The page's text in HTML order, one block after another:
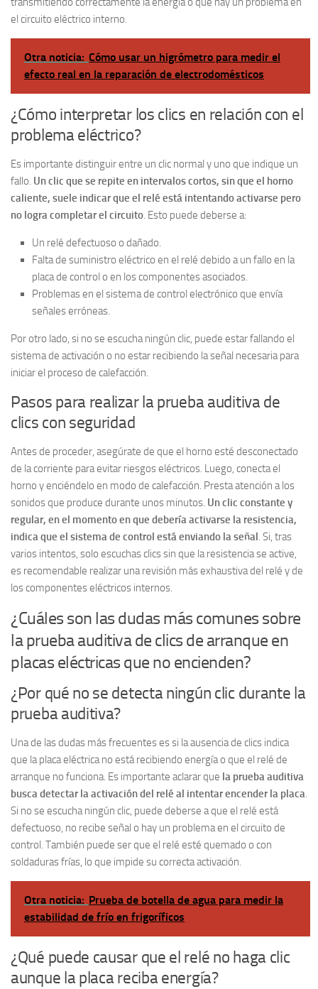
el circuito eléctrico interno.
Otra noticia: Cómo usar un higrómetro para medir el
efecto real en la reparación de electrodomésticos
¿Cómo interpretar los clics en relación con el
problema eléctrico?
Es importante distinguir entre un clic normal y uno que indique un
fallo. Un clic que se repite en intervalos cortos, sin que el horno
caliente, suele indicar que el relé está intentando activarse pero
no logra completar el circuito. Esto puede deberse a:
Un relé defectuoso o dañado.
Falta de suministro eléctrico en el relé debido a un fallo en la
placa de control o en los componentes asociados.
Problemas en el sistema de control electrónico que envía
señales erróneas.
Por otro lado, si no se escucha ningún clic, puede estar fallando el
sistema de activación o no estar recibiendo la señal necesaria para
iniciar el proceso de calefacción.
Pasos para realizar la prueba auditiva de
clics con seguridad
Antes de proceder, asegúrate de que el horno esté desconectado
de la corriente para evitar riesgos eléctricos. Luego, conecta el
horno y enciéndelo en modo de calefacción. Presta atención a los
sonidos que produce durante unos minutos. Un clic constante y
regular, en el momento en que debería activarse la resistencia,
indica que el sistema de control está enviando la señal . Si, tras
varios intentos, solo escuchas clics sin que la resistencia se active,
es recomendable realizar una revisión más exhaustiva del relé y de
los componentes eléctricos internos.
¿Cuáles son las dudas más comunes sobre
la prueba auditiva de clics de arranque en
placas eléctricas que no encienden?
¿Por qué no se detecta ningún clic durante la
prueba auditiva?
Una de las dudas más frecuentes es si la ausencia de clics indica
que la placa eléctrica no está recibiendo energía o que el relé de
arranque no funciona. Es importante aclarar que la prueba auditiva
busca detectar la activación del relé al intentar encender la placa.
Si no se escucha ningún clic, puede deberse a que el relé está
defectuoso, no recibe señal o hay un problema en el circuito de
control. También puede ser que el relé esté quemado o con
soldaduras frías, lo que impide su correcta activación.
Otra noticia: Prueba de botella de agua para medir la
estabilidad de frío en frigoríficos
¿Qué puede causar que el relé no haga clic
aunque la placa reciba energía?